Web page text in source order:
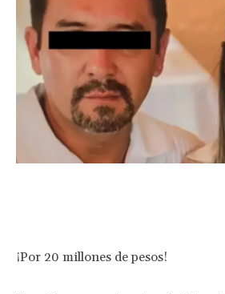
¡Por 20 millones de pesos!